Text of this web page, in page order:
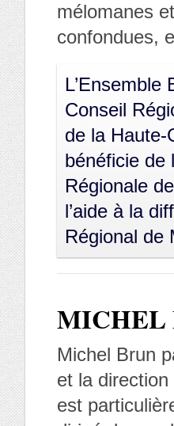
mélomanes
confondues,
Conseil
de la Haute-
bénéficie de
Régionale
l’aide à la
Régional de
MICHEL
Michel Brun
et la direction
est